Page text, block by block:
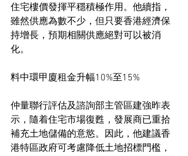
住宅樓價發揮平穩積極作用。他續指，
雖然供應為數不少，但只要香港經濟保
持增長，預期相關供應絕對可以被消
化。
料中環甲廈租金升幅10%至15%
仲量聯行評估及諮詢部主管區建強昨表
示，隨着住宅市場復甦，發展商已重拾
補充土地儲備的意慾。因此，他建議香
港特區政府可考慮降低土地招標門檻，